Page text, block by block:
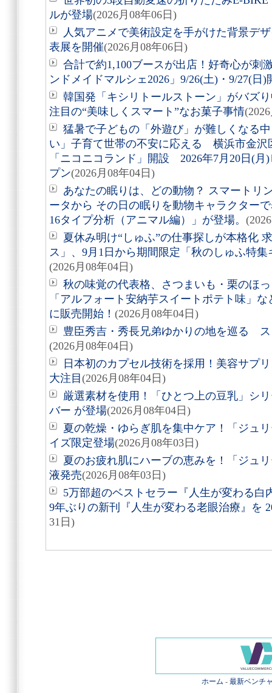
ルが登場(2026月08年06日)
人気アニメで美術設定を手がけた背景デ
表展を開催(2026月08年06日)
合計で約1,100ブースが出店！好奇心が
ンドメイドマルシェ2026」9/26(土)・9/27(日)
韓国発「キシリトールストーン」がバズ
注目の“美味しくスマート”なお菓子事情
猛暑で子どもの「外遊び」が難しくなる
い」子育て世帯の不安に応える 横浜市金沢
「ニコニコランド」開設 2026年7月20日(
プン(2026月08年04日)
あなたの眠りは、どの動物？ スマートリ
ータから その日の眠りを動物キャラクター
16タイプ分析（アニマル編）」が登場。
夏休み明け“しゅふ”の仕事探しが本格化
ス」、9月1日から期間限定「秋のしゅふ特
(2026月08年04日)
秋の味覚の代表格、さつまいも・栗のほ
「アルフォート安納芋スイートポテト味」
に販売開始！ (2026月08年04日)
豊臣秀吉・秀長兄弟ゆかりの地を巡る
(2026月08年04日)
日本初のカプセル技術を採用！美容サプ
大注目 (2026月08年04日)
厳選素材を使用！「ひとつ上の豆乳」シ
バー が登場(2026月08年04日)
夏の乾燥・ゆらぎ肌を集中ケア！「ジュ
イズ限定登場(2026月08年03日)
夏のお疲れ肌にハーブの恵みを！「ジュ
液発売(2026月08年03日)
5万部超のベストセラー『人生が変わる白
9年ぶりの新刊『人生が変わる老眼治療』を
31日)
ホーム - 最新ベンチ